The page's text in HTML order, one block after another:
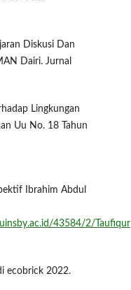
Diskusi Dan
Dairi. Jurnal
Lingkungan
Uu No. 18 Tahun
Ibrahim Abdul
43584/2/Taufiqur
ecobrick 2022.